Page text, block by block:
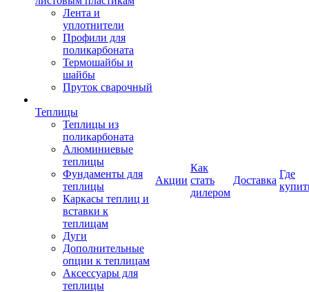
Лента и
уплотнители
Профили для
поликарбоната
Термошайбы и
шайбы
Пруток сварочный
Теплицы
Теплицы из
поликарбоната
Алюминиевые
теплицы
Фундаменты для
теплицы
Каркасы теплиц и
вставки к
теплицам
Дуги
Дополнительные
опции к теплицам
Аксессуары для
теплицы
Акции
Как
стать
дилером
Доставка
Где